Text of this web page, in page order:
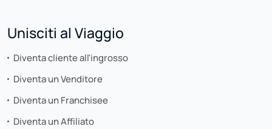
Unisciti al Viaggio
Diventa cliente all'ingrosso
Diventa un Venditore
Diventa un Franchisee
Diventa un Affiliato